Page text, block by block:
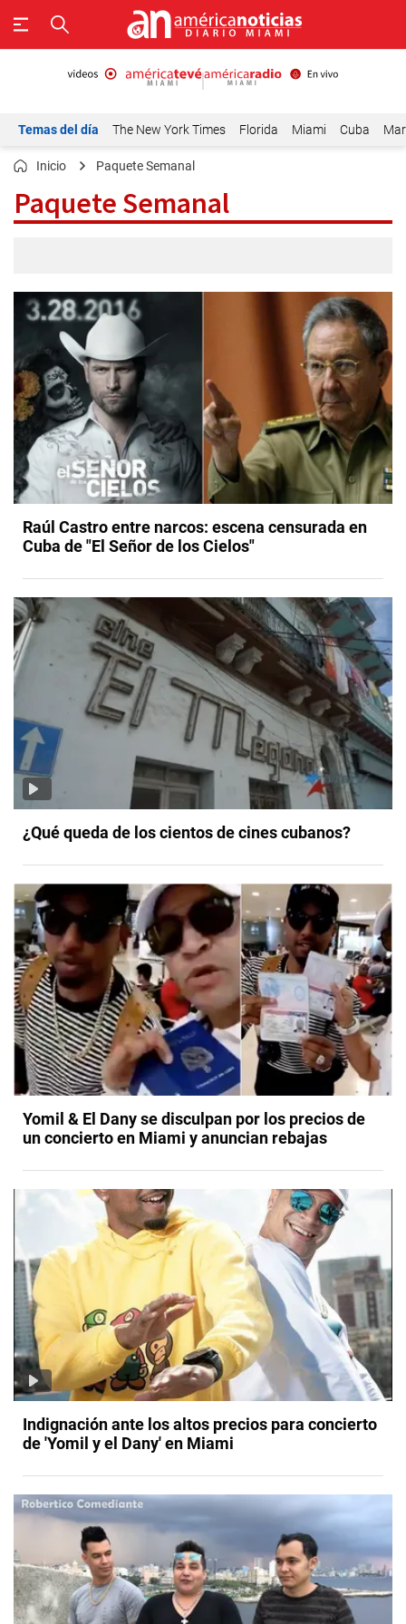
Temas del día The New York Times Florida Miami Cuba
Inicio Paquete Semanal
Paquete Semanal
Raúl Castro entre narcos: escena censurada en
Cuba de "El Señor de los Cielos"
¿Qué queda de los cientos de cines cubanos?
Yomil & El Dany se disculpan por los precios de
un concierto en Miami y anuncian rebajas
Indignación ante los altos precios para concierto
de 'Yomil y el Dany' en Miami